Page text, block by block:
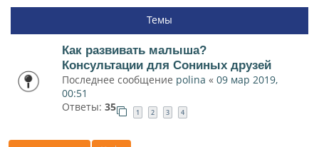
Темы
Как развивать малыша?
Консультации для Сониных друзей
Последнее сообщение polina « 09 мар 2019,
00:51
Ответы: 35 1 2 3 4